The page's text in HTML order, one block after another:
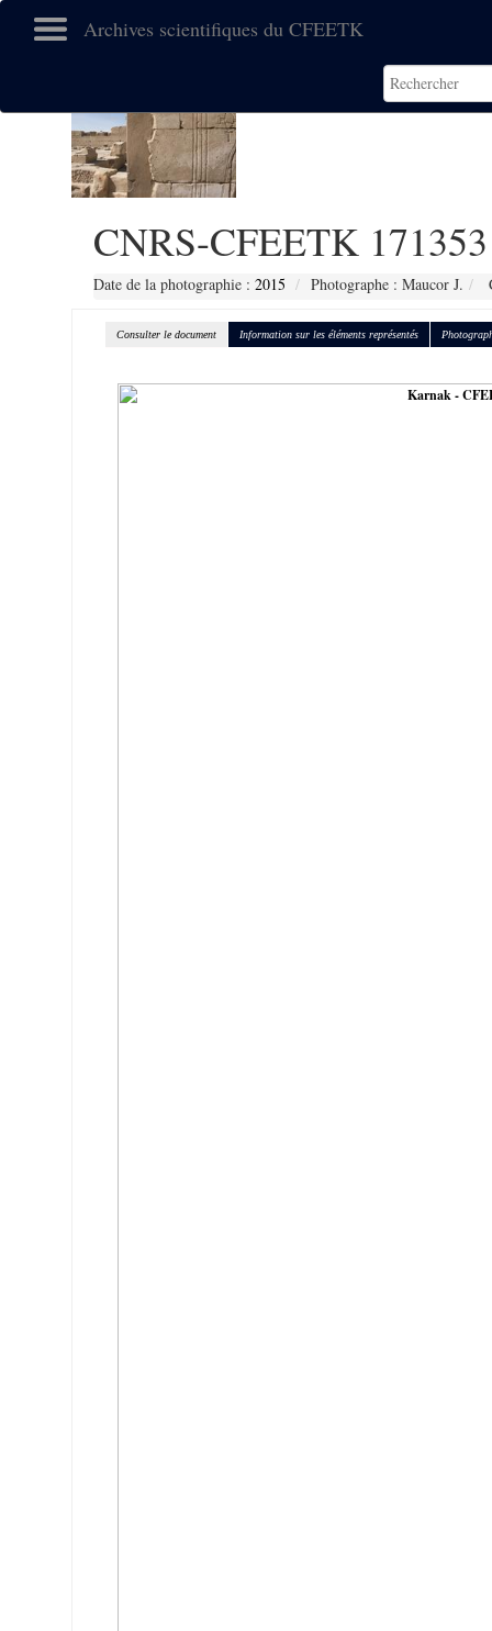
Archives scientifiques du CFEETK
CNRS-CFEETK 171353
Date de la photographie : 2015 Photographe : Maucor J.
Consulter le document Information sur les éléments représentés